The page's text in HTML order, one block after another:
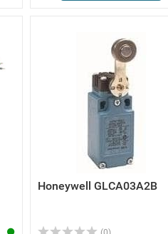
Honeywell GLCA03A2B